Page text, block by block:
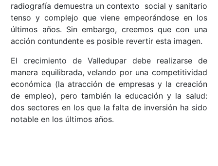
radiografía demuestra un contexto social y sanitario
tenso y complejo que viene empeorándose en los
últimos años. Sin embargo, creemos que con una
acción contundente es posible revertir esta imagen.
El crecimiento de Valledupar debe realizarse de
manera equilibrada, velando por una competitividad
económica (la atracción de empresas y la creación
de empleo), pero también la educación y la salud:
dos sectores en los que la falta de inversión ha sido
notable en los últimos años.